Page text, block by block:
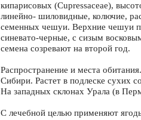
кипарисовых (Cupressaceae),
линейно- шиловидные, колючие,
семенных чешуи. Верхние чешуи
синевато-черные, с сизым
семена созревают на второй год.
Распространение и места
Сибири. Растет в подлеске сухих
На западных склонах Урала (в
С лечебной целью применяют